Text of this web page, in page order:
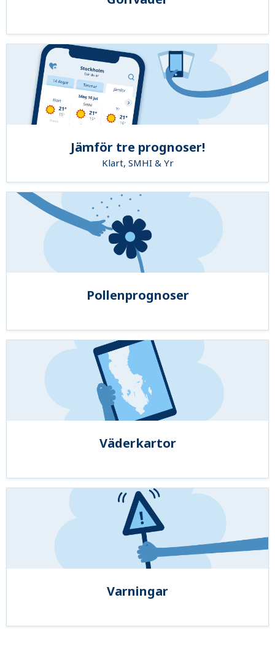
Jämför tre prognoser!
Klart, SMHI & Yr
Pollenprognoser
Väderkartor
Varningar